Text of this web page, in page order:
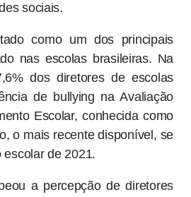
sociais.
como um dos principais
nas escolas brasileiras. Na
dos diretores de escolas
de bullying na Avaliação
Escolar, conhecida como
o mais recente disponível, se
escolar de 2021.
a percepção de diretores